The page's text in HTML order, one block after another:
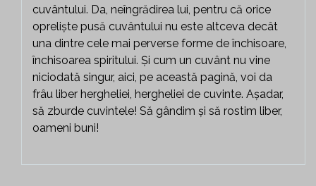
cuvântului. Da, neîngrădirea lui, pentru că orice
opreliște pusă cuvântului nu este altceva decât
una dintre cele mai perverse forme de închisoare,
închisoarea spiritului. Și cum un cuvânt nu vine
niciodată singur, aici, pe această pagină, voi da
frâu liber hergheliei, hergheliei de cuvinte. Așadar,
să zburde cuvintele! Să gândim și să rostim liber,
oameni buni!